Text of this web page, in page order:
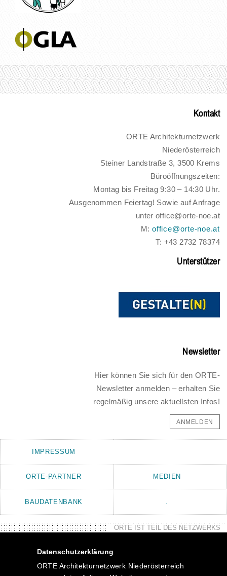
Kontakt
ORTE Architekturnetzwerk
Niederösterreich
Steiner Landstraße 3, 3500 Krems
Büroöffnungszeiten:
Montag bis Freitag 9:30 – 14:30 Uhr.
Ausgenommen Feiertag! Sowie auf Anfrage
unter office@orte-noe.at
M:office@orte-noe.at
T: +43 2732 78374
Unterstützer
Newsletter
Hier können Sie sich für den ORTE-
Newsletter anmelden – erhalten Sie
regelmäßig unsere aktuellsten Infos!
ANMELDEN
IMPRESSUM
ORTE-PARTNER MEDIEN
BAUDATENBANK
ORTE IST TEIL DES NETZWERKS
Datenschutzerklärung
ORTE Architekturnetzwerk Niederösterreich